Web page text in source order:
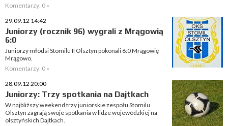
Komentarzy: 0 »
29.09.12 14:42
Juniorzy (rocznik 96) wygrali z Mrągowią
6:0
Juniorzy młodsi Stomilu II Olsztyn pokonali 6:0 Mrągowię
Mrągowo.
Komentarzy: 0 »
28.09.12 20:00
Juniorzy: Trzy spotkania na Dajtkach
W najbliższy weekend trzy juniorskie zespołu Stomilu
Olsztyn zagrają swoje spotkania w lidze wojewódzkiej na
olsztyńskich Dajtkach.